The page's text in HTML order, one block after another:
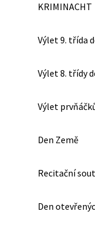
KRIMINACHT
Výlet 9. třída
Výlet 8. třídy
Výlet
Den Země
Recitační
Den